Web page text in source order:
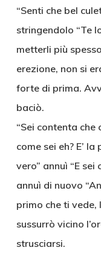
“Senti che bel
stringendolo “Te
metterli più
erezione, non si
forte di prima.
baciò.
“Sei contenta che
come sei eh? E’
vero” annuì “E
annuì di nuovo
primo che ti
sussurrò vicino
strusciarsi.